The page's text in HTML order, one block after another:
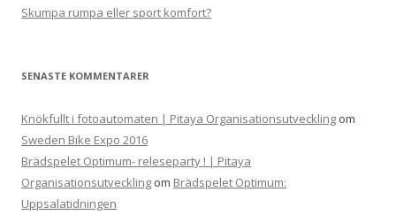
Skumpa rumpa eller sport komfort?
SENASTE KOMMENTARER
Knökfullt i fotoautomaten | Pitaya Organisationsutveckling om
Sweden Bike Expo 2016
Brädspelet Optimum- releseparty ! | Pitaya
Organisationsutveckling om Brädspelet Optimum:
Uppsalatidningen